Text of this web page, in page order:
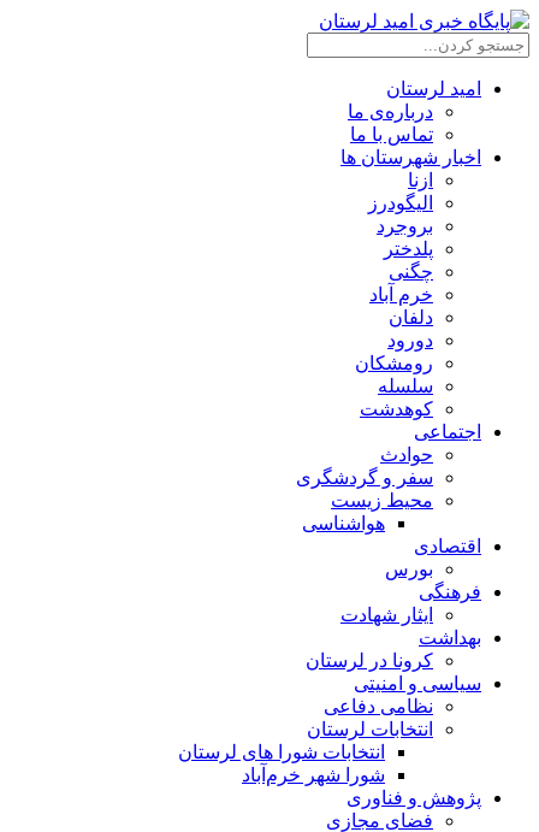
امید لرستان
درباره‌ی ما
تماس با ما
اخبار شهرستان ها
ازنا
الیگودرز
بروجرد
پلدختر
چگنی
خرم آباد
دلفان
دورود
رومشکان
سلسله
کوهدشت
اجتماعی
حوادث
سفر و گردشگری
محیط زیست
هواشناسی
اقتصادی
بورس
فرهنگی
ایثار شهادت
بهداشت
کرونا در لرستان
سیاسی و امنیتی
نظامی دفاعی
انتخابات لرستان
انتخابات شورا های لرستان
شورا شهر خرم‌آباد
پژوهش و فناوری
فضای مجازی